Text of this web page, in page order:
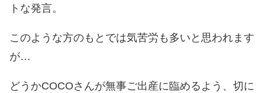
トな発言。
このような方のもとでは気苦労も多いと思われます
が…
どうかCOCOさんが無事ご出産に臨めるよう、切に